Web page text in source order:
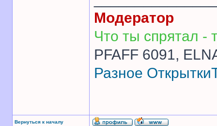
Модератор
Что ты спрятал -
PFAFF 6091,
Разное Открытки
Вернуться к началу